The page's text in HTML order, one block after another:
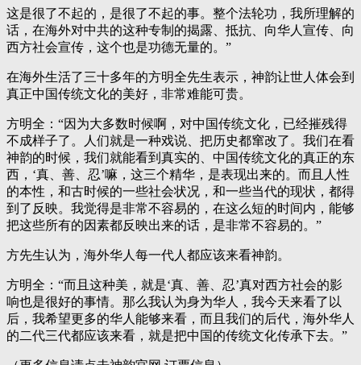
这是很了不起的，是很了不起的事。整个法轮功，我所理解的
话，在海外对中共的这种专制的揭露、抵抗、向华人宣传、向
西方社会宣传，这个也是功德无量的。”
在海外生活了三十多年的方明全先生表示，神韵让世人体会到
真正中国传统文化的美好，非常难能可贵。
方明全：“因为大多数时候啊，对中国传统文化，已经摧残得
不成样子了。人们就是一种戏说、把历史都窜改了。我们在看
神韵的时候，我们就能看到真实的、中国传统文化的真正的东
西，‘真、善、忍’嘛，这三个精华，是表现出来的。而且人性
的本性，和古时候的一些社会状况，和一些当代的现状，都得
到了反映。我觉得是非常不容易的，在这么短的时间内，能够
把这些所有的因素都反映出来的话，是非常不容易的。”
方先生认为，海外华人每一代人都应该来看神韵。
方明全：“而且这种美，就是‘真、善、忍’真对西方社会的影
响也是很好的事情。那么我认为身为华人，我今天来看了以
后，我希望更多的华人能够来看，而且我们的后代，海外华人
的二代三代都应该来看，就是把中国的传统文化传承下去。”